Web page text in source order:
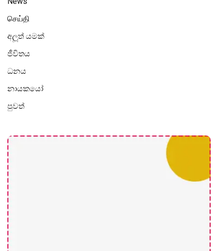
செய்தி
අලූත් යමක්
ජීවිතය
ධනය
නායකයෝ
පුවත්